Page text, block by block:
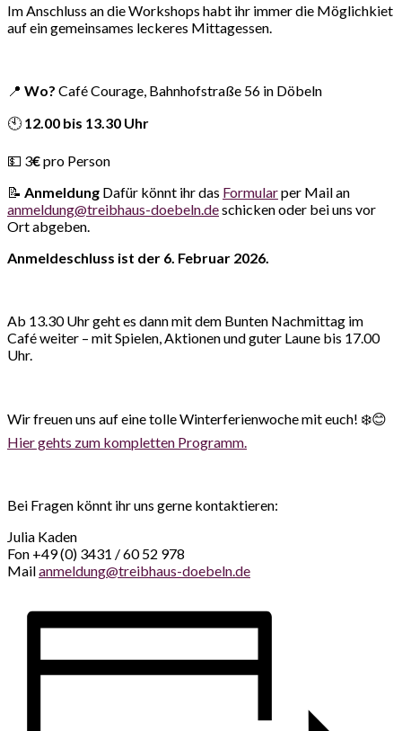
Im Anschluss an die Workshops habt ihr immer die Möglichkiet
auf ein gemeinsames leckeres Mittagessen.
📍 Wo? Café Courage, Bahnhofstraße 56 in Döbeln
🕙 12.00 bis 13.30 Uhr
💵 3€pro Person
📝 Anmeldung Dafür könnt ihr das Formularper Mail an
anmeldung@treibhaus-doebeln.deschicken oder bei uns vor
Ort abgeben.
Anmeldeschluss ist der 6. Februar 2026.
Ab 13.30 Uhr geht es dann mit dem Bunten Nachmittag im
Café weiter – mit Spielen, Aktionen und guter Laune bis 17.00
Uhr.
Wir freuen uns auf eine tolle Winterferienwoche mit euch! ❄️😊
Hier gehts zum kompletten Programm.
Bei Fragen könnt ihr uns gerne kontaktieren:
Julia Kaden
Fon +49 (0) 3431 / 60 52 978
Mailanmeldung@treibhaus-doebeln.de